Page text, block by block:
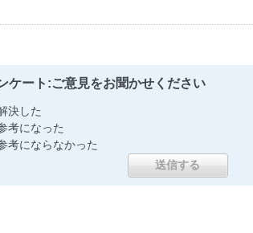
ケート:ご意見をお聞かせください
決した
考になった
考にならなかった